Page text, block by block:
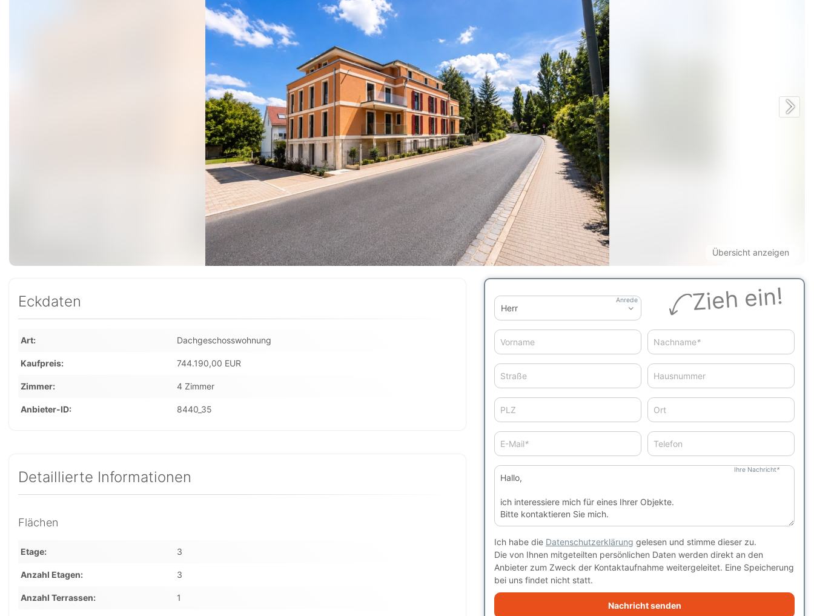
Übersicht anzeigen
Zieh ein!
Anrede
Vorname Nachname*
Straße Hausnummer
PLZ Ort
E-Mail* Telefon
Ihre Nachricht*
Ich habe die Datenschutzerklärung gelesen und stimme dieser zu.
Die von Ihnen mitgeteilten persönlichen Daten werden direkt an den
Anbieter zum Zweck der Kontaktaufnahme weitergeleitet. Eine Speicherung
bei uns findet nicht statt.
Nachricht senden
Eckdaten
Art Dachgeschosswohnung
Kaufpreis 744.190,00 EUR
Zimmer 4 Zimmer
Anbieter-ID 8440_35
Detaillierte Informationen
Flächen
Etage 3
Anzahl Etagen 3
Anzahl Terrassen 1